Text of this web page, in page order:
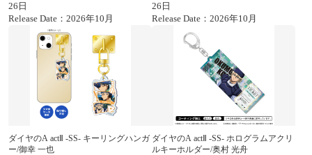
26日
Release Date：2026年10月
26日
Release Date：2026年10月
ダイヤのA actⅡ -SS- キーリングハンガ
ー/御幸 一也
ダイヤのA actⅡ -SS- ホログラムアクリ
ルキーホルダー/奥村 光舟